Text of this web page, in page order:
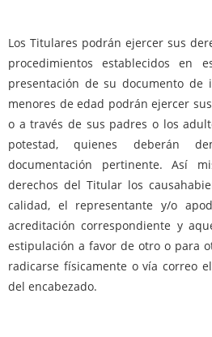
Los Titulares podrán ejercer sus
procedimientos establecidos en
presentación de su documento de
menores de edad podrán ejercer
o a través de sus padres o los
potestad, quienes deberán
documentación pertinente. Así
derechos del Titular los
calidad, el representante y/o
acreditación correspondiente y
estipulación a favor de otro o para
radicarse físicamente o vía correo
del encabezado.